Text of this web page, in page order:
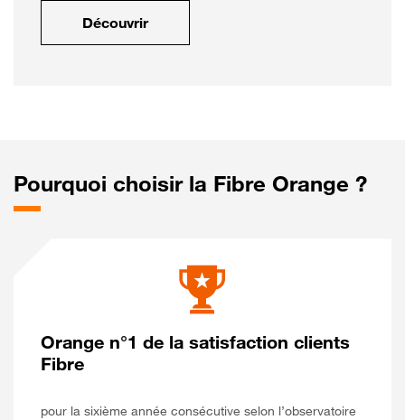
Découvrir
Pourquoi choisir la Fibre Orange ?
Orange n°1 de la satisfaction clients
Fibre
pour la sixième année consécutive selon l’observatoire